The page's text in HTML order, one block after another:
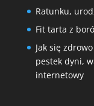
Ratunku,
Fit tarta z
Jak się
pestek dyni,
internetowy